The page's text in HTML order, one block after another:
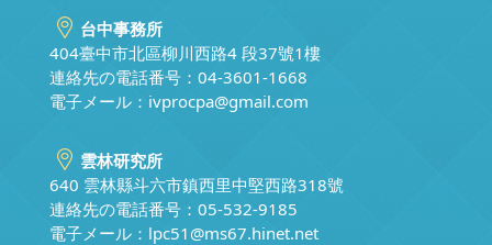
台中事務所
404臺中市北區柳川西路4 段37號1樓
連絡先の電話番号：04-3601-1668
電子メール： ivprocpa@gmail.com
雲林研究所
640 雲林縣斗六市鎮西里中堅西路318號
連絡先の電話番号：05-532-9185
電子メール： lpc51@ms67.hinet.net